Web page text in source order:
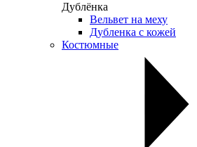
Дублёнка
Вельвет на меху
Дубленка с кожей
Костюмные